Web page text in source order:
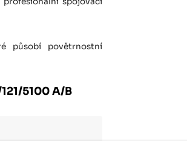
působí povětrnostní
5100 A/B